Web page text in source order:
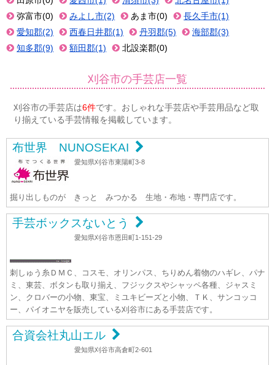
弥富市(0)
みよし市(2) あま市(0)
長久手市(1)
愛知郡(2)
西春日井郡(1) 丹羽郡(5)
海部郡(3)
知多郡(9)
額田郡(1) 北設楽郡(0)
刈谷市の手芸店一覧
刈谷市の手芸店は6件です。おしゃれな手芸店や手芸用品など取
り揃えている手芸情報を掲載しています。
布世界 NUNOSEKAI
愛知県刈谷市東陽町3-8
掘り出しものが きっと みつかる 生地・布地・専門店です。
手芸ボックスないとう
愛知県刈谷市恩田町1-151-29
刺しゅう糸ＤＭＣ、コスモ、オリンパス、ちりめん着物のハギレ、パナ
ミ、東芸、ボタンも取り揃え、フジックスやシャッペ各種、ジャスミ
ン、クロバーの小物、東宝、ミユキビーズと小物、ＴＫ、サンコッコ
ー、パイオニヤを販売している刈谷市にある手芸店です。
合資会社丸山エル
愛知県刈谷市高倉町2-601